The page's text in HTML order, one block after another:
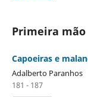
Primeira mão
Capoeiras e
Adalberto Paranhos
181 - 187